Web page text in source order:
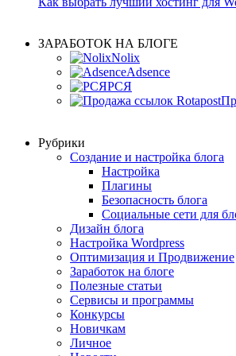
ЗАРАБОТОК НА БЛОГЕ
Nolix
Adsence
РСЯ
Рубрики
Создание и настройка блога
Настройка
Плагины
Безопасность блога
Социальные сети для
Дизайн блога
Настройка Wordpress
Оптимизация и Продвижение
Заработок на блоге
Полезные статьи
Сервисы и программы
Конкурсы
Новичкам
Личное